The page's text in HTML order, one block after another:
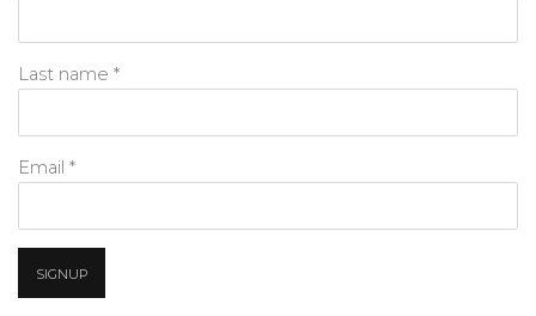
Last name *
Email *
SIGNUP